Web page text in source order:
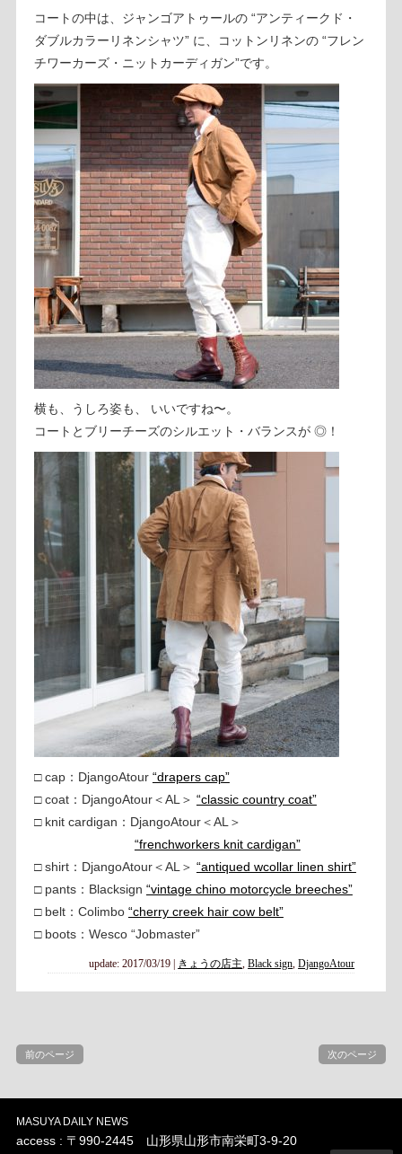
コートの中は、ジャンゴアトゥールの “アンティークド・
ダブルカラーリネンシャツ” に、コットンリネンの “フレン
チワーカーズ・ニットカーディガン”です。
横も、うしろ姿も、 いいですね〜。
コートとブリーチーズのシルエット・バランスが ◎！
□ cap：DjangoAtour “drapers cap”
□ coat：DjangoAtour＜AL＞ “classic country coat”
□ knit cardigan：DjangoAtour＜AL＞
“frenchworkers knit cardigan”
□ shirt：DjangoAtour＜AL＞ “antiqued wcollar linen shirt”
□ pants：Blacksign “vintage chino motorcycle breeches”
□ belt：Colimbo “cherry creek hair cow belt”
□ boots：Wesco “Jobmaster”
update: 2017/03/19 | きょうの店主 ,Black sign ,DjangoAtour
前のページ 次のページ
MASUYA DAILY NEWS
access : 〒990-2445 山形県山形市南栄町3-9-20